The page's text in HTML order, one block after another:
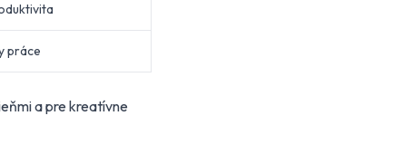
práce
a pre kreatívne